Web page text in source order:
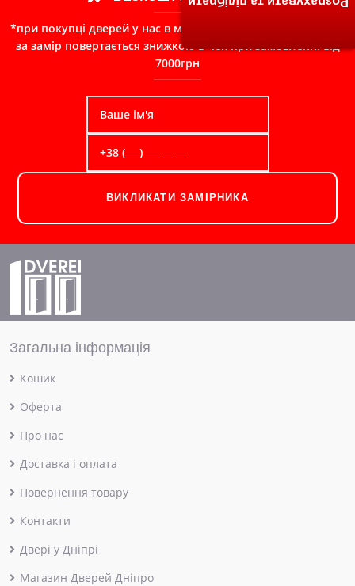
*при покупці дверей у нас в магазині, сума сплачена Вами
за замір повертається знижкою в чек при замовленні від
7000грн
ВИКЛИКАТИ ЗАМІРНИКА
Загальна інформація
Кошик
Оферта
Про нас
Доставка і оплата
Повернення товару
Контакти
Двері у Дніпрі
Магазин Дверей Дніпро